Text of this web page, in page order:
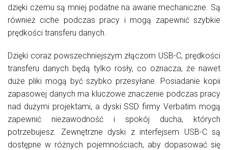
dzięki czemu są mniej podatne na awarie mechaniczne. Są
również ciche podczas pracy i mogą zapewnić szybkie
prędkości transferu danych.
Dzięki coraz powszechniejszym złączom USB-C, prędkości
transferu danych będą tylko rosły, co oznacza, że nawet
duże pliki mogą być szybko przesyłane. Posiadanie kopii
zapasowej danych ma kluczowe znaczenie podczas pracy
nad dużymi projektami, a dyski SSD firmy Verbatim mogą
zapewnić niezawodność i spokój ducha, których
potrzebujesz. Zewnętrzne dyski z interfejsem USB-C są
dostępne w różnych pojemnościach, aby dopasować się